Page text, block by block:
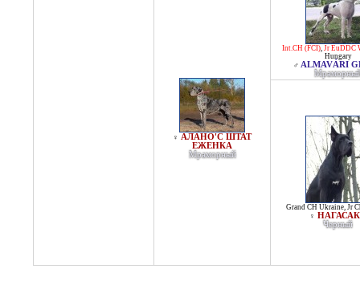
♀ АЛАНО'С ШТАТ
ЕЖЕНКА
Мраморный
Int.CH (FCI), Jr EuDDC
Hungary
♂ ALMAVÁRI
Grand CH Ukraine, Jr
♀
Черный